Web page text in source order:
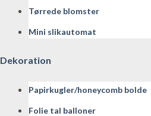
Tørrede blomster
Mini slikautomat
Dekoration
Papirkugler/honeycomb bolde
Folie tal balloner